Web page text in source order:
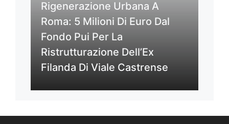
Rigenerazione Urbana A
Roma: 5 Milioni Di Euro Dal
Fondo Pui Per La
Ristrutturazione Dell’Ex
Filanda Di Viale Castrense